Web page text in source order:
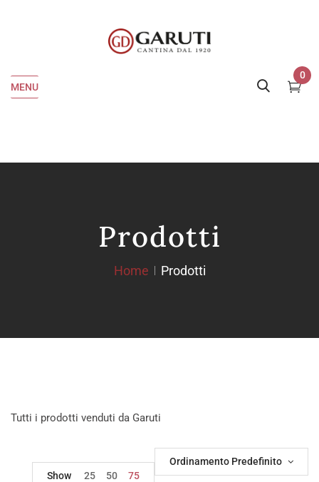
MENU
0
Prodotti
Home Prodotti
Tutti i prodotti venduti da Garuti
Ordinamento Predefinito
Show
25 50 75